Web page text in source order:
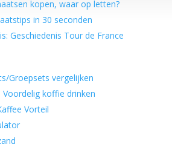
kopen, waar op letten?
in 30 seconden
Geschiedenis Tour de France
Groepsets vergelijken
koffie drinken
Vorteil